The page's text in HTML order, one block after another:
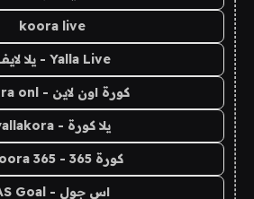
koora live
Yalla Live - يلا لايف
كورة اون لاين - koora onl
يلا كورة - yallakora
كورة 365 - kooora 365
اس جول - AS Goal